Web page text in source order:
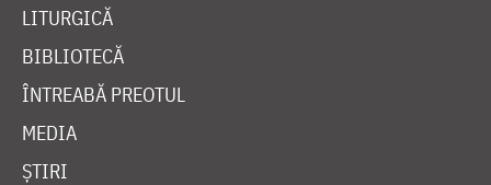
LITURGICĂ
BIBLIOTECĂ
ÎNTREABĂ PREOTUL
MEDIA
ȘTIRI